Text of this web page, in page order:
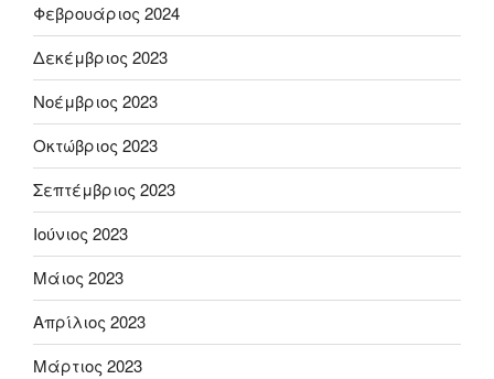
Φεβρουάριος 2024
Δεκέμβριος 2023
Νοέμβριος 2023
Οκτώβριος 2023
Σεπτέμβριος 2023
Ιούνιος 2023
Μάιος 2023
Απρίλιος 2023
Μάρτιος 2023